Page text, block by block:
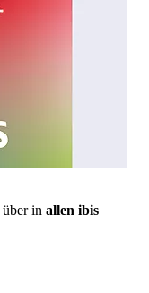
über in allen ibis